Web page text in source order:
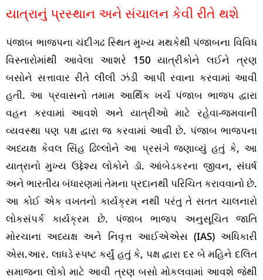
યાત્રાનું પ્રસ્થાન અને સંચાલન કેવી રીતે થશે
પંજાબ ભાજપના ચંદીગઢ સ્થિત મુખ્ય મથકેથી પંજાબના વિવિધ
વિસ્તારોમાંથી આવેલા આશરે 150 યાત્રીકોને લઈને ત્રણ
બસોને સત્તાવાર રીતે લીલી ઝંડી આપી રવાના કરવામાં આવી
હતી. આ પ્રવાસનો તમામ આર્થિક ખર્ચ પંજાબ ભાજપ દ્વારા
વહન કરવામાં આવશે અને યાત્રીઓ માટે રહેવા-જમવાની
વ્યવસ્થા પણ પક્ષ દ્વારા જ કરવામાં આવી છે. પંજાબ ભાજપના
અધ્યક્ષ કેવલ સિંહ ઢિલ્લોને આ પ્રસંગે જણાવ્યું હતું કે, આ
યાત્રાનો મુખ્ય ઉદ્દેશ્ય લોકોને ડૉ. આંબેડકરના જીવન, સંઘર્ષ
અને ભારતીય બંધારણમાં તેમના પ્રદાનથી પરિચિત કરાવવાનો છે.
આ કોઈ એક વખતનો કાર્યક્રમ નથી પરંતુ તે સતત ચાલનારો
લોકસંપર્ક કાર્યક્રમ છે. પંજાબ ભાજપ અનુસૂચિત જાતિ
મોરચાના અધ્યક્ષ અને નિવૃત્ત આઈએએસ (IAS) અધિકારી
એસ.આર. લાધડે સ્પષ્ટ કર્યું હતું કે, પક્ષ દ્વારા દર બે મહિને દલિત
સમાજના લોકો માટે આવી ત્રણ બસો મોકલવામાં આવશે જેથી